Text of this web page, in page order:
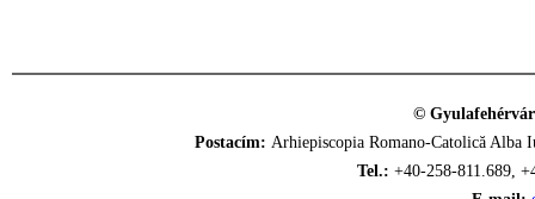
©
Postacím: Arhiepiscopia Romano-Catolică
Tel.: +40-258-811.689,